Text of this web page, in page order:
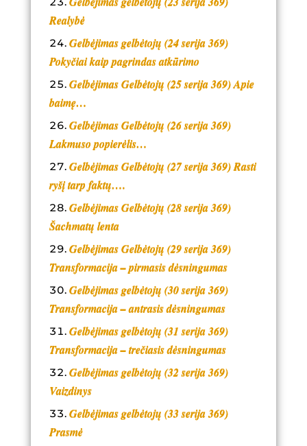
Realybė
Gelbėjimas gelbėtojų (24 serija 369)
Pokyčiai kaip pagrindas atkūrimo
Gelbėjimas Gelbėtojų (25 serija 369) Apie
baimę…
Gelbėjimas Gelbėtojų (26 serija 369)
Lakmuso popierėlis…
Gelbėjimas Gelbėtojų (27 serija 369) Rasti
ryšį tarp faktų….
Gelbėjimas Gelbėtojų (28 serija 369)
Šachmatų lenta
Gelbėjimas Gelbėtojų (29 serija 369)
Transformacija – pirmasis dėsningumas
Gelbėjimas gelbėtojų (30 serija 369)
Transformacija – antrasis dėsningumas
Gelbėjimas gelbėtojų (31 serija 369)
Transformacija – trečiasis dėsningumas
Gelbėjimas gelbėtojų (32 serija 369)
Vaizdinys
Gelbėjimas gelbėtojų (33 serija 369)
Prasmė